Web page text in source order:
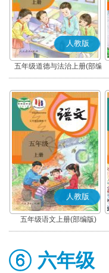
人教版
五年级道德与法治上册(部编
版)
人教版
五年级语文上册(部编版)
六年级